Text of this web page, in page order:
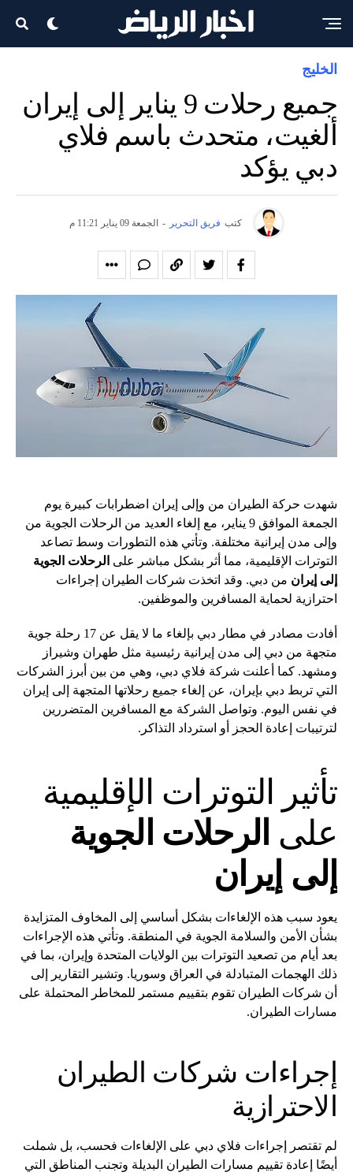
الخليج
جميع رحلات 9 يناير إلى إيران
ألغيت، متحدث باسم فلاي
دبي يؤكد
كتب فريق التحرير - الجمعة 09 يناير 11:21 م
شهدت حركة الطيران من وإلى إيران اضطرابات كبيرة يوم
الجمعة الموافق 9 يناير، مع إلغاء العديد من الرحلات الجوية من
وإلى مدن إيرانية مختلفة. وتأتي هذه التطورات وسط تصاعد
التوترات الإقليمية، مما أثر بشكل مباشر على الرحلات الجوية
إلى إيران من دبي. وقد اتخذت شركات الطيران إجراءات
احترازية لحماية المسافرين والموظفين.
أفادت مصادر في مطار دبي بإلغاء ما لا يقل عن 17 رحلة جوية
متجهة من دبي إلى مدن إيرانية رئيسية مثل طهران وشيراز
ومشهد. كما أعلنت شركة فلاي دبي، وهي من بين أبرز الشركات
التي تربط دبي بإيران، عن إلغاء جميع رحلاتها المتجهة إلى إيران
في نفس اليوم. وتواصل الشركة مع المسافرين المتضررين
لترتيبات إعادة الحجز أو استرداد التذاكر.
تأثير التوترات الإقليمية
على الرحلات الجوية
إلى إيران
يعود سبب هذه الإلغاءات بشكل أساسي إلى المخاوف المتزايدة
بشأن الأمن والسلامة الجوية في المنطقة. وتأتي هذه الإجراءات
بعد أيام من تصعيد التوترات بين الولايات المتحدة وإيران، بما في
ذلك الهجمات المتبادلة في العراق وسوريا. وتشير التقارير إلى
أن شركات الطيران تقوم بتقييم مستمر للمخاطر المحتملة على
مسارات الطيران.
إجراءات شركات الطيران
الاحترازية
لم تقتصر إجراءات فلاي دبي على الإلغاءات فحسب، بل شملت
أيضًا إعادة تقييم مسارات الطيران البديلة وتجنب المناطق التي